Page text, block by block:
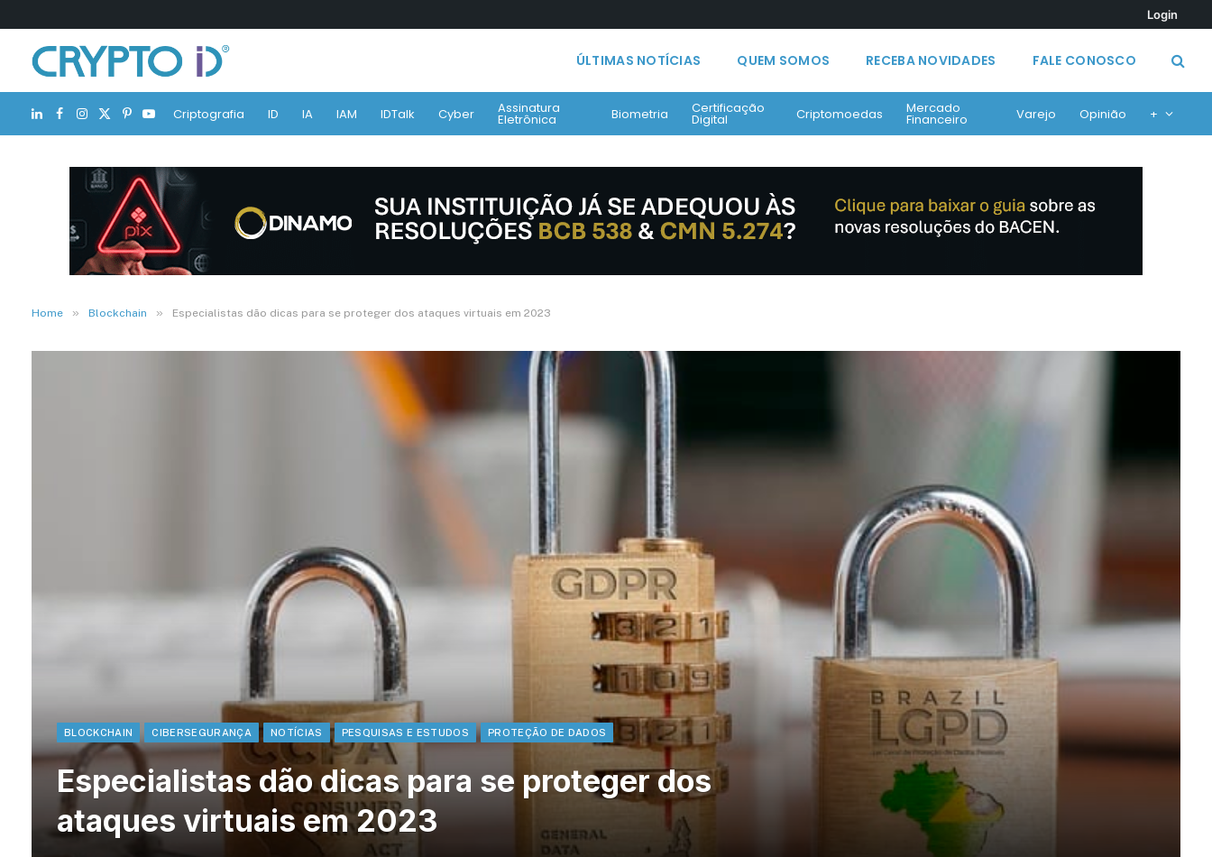
Login
ÚLTIMAS NOTÍCIAS QUEM SOMOS RECEBA NOVIDADES FALE CONOSCO
LinkedIn
Facebook
Instagram
X
(Twitter)
Pinterest
YouTubeCriptografia ID IA IAM IDTalk Cyber Assinatura
Eletrônica Biometria Certificação
Digital Criptomoedas Mercado
Financeiro Varejo Opinião +
Home » Blockchain » Especialistas dão dicas para se proteger dos ataques virtuais em 2023
BLOCKCHAIN CIBERSEGURANÇA NOTÍCIAS PESQUISAS E ESTUDOS PROTEÇÃO DE DADOS
Especialistas dão dicas para se proteger dos
ataques virtuais em 2023